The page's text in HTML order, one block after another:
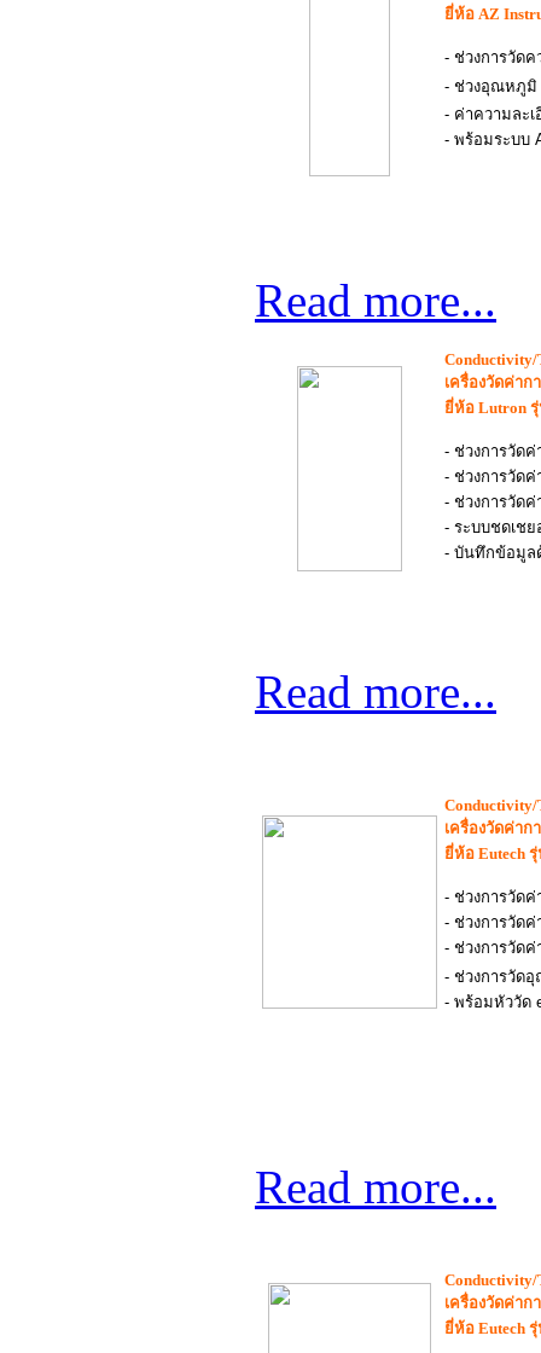
ยี่ห้อ AZ
- ช่วงการวัดค
- ช่วงอุณหภูมิ
- ค่าความละเ
- พร้อมระบบ
Read more...
Conductivity/
เครื่องวัดค่าก
ยี่ห้อ Lutron
- ช่วงการวัดค่
- ช่วงการวัดค่
- ช่วงการวัดค่
- ระบบชดเช
- บันทึกข้อมูล
Read more...
Conductivity/
เครื่องวัดค่า
ยี่ห้อ Eutech รุ่
- ช่วงการวัดค่
- ช่วงการวัดค่
- ช่วงการวัดค่
- ช่วงการวัด
- พร้อมหัววัด
Read more...
Conductivity/
เครื่องวัดค่าก
ยี่ห้อ Eutech รุ่